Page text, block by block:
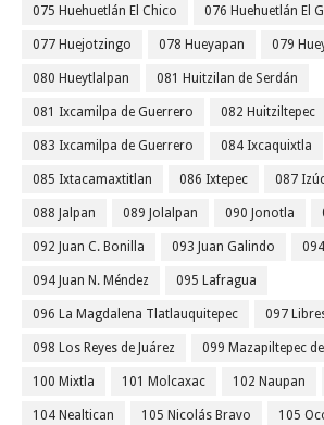
075 Huehuetlán El Chico 076 Huehuetlán El
077 Huejotzingo 078 Hueyapan 079
080 Hueytlalpan 081 Huitzilan de Serdán
081 Ixcamilpa de Guerrero 082 Huitziltepec
083 Ixcamilpa de Guerrero 084 Ixcaquixtla
085 Ixtacamaxtitlan 086 Ixtepec 087
088 Jalpan 089 Jolalpan 090 Jonotla
092 Juan C. Bonilla 093 Juan Galindo
094 Juan N. Méndez 095 Lafragua
096 La Magdalena Tlatlauquitepec 097
098 Los Reyes de Juárez 099 Mazapiltepec de
100 Mixtla 101 Molcaxac 102 Naupan
104 Nealtican 105 Nicolás Bravo 105